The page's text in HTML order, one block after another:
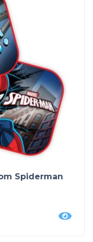
Spiderman